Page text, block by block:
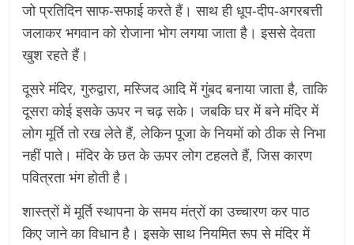
जो प्रतिदिन साफ-सफाई करते हैं। साथ ही धूप-दीप-अगरबत्ती
जलाकर भगवान को रोजाना भोग लगया जाता है। इससे देवता
खुश रहते हैं।
दूसरे मंदिर, गुरुद्वारा, मस्जिद आदि में गुंबद बनाया जाता है, ताकि
दूसरा कोई इसके ऊपर न चढ़ सके। जबकि घर में बने मंदिर में
लोग मूर्ति तो रख लेते हैं, लेकिन पूजा के नियमों को ठीक से निभा
नहीं पाते। मंदिर के छत के ऊपर लोग टहलते हैं, जिस कारण
पवित्रता भंग होती है।
शास्त्रों में मूर्ति स्थापना के समय मंत्रों का उच्चारण कर पाठ
किए जाने का विधान है। इसके साथ नियमित रूप से मंदिर में